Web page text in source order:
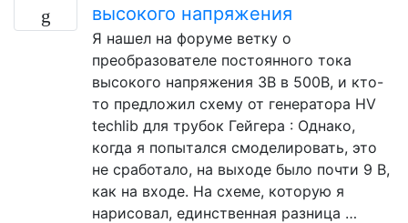
высокого напряжения
Я нашел на форуме ветку о
преобразователе постоянного тока
высокого напряжения 3В в 500В, и кто-
то предложил схему от генератора HV
techlib для трубок Гейгера : Однако,
когда я попытался смоделировать, это
не сработало, на выходе было почти 9 В,
как на входе. На схеме, которую я
нарисовал, единственная разница …